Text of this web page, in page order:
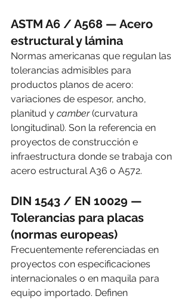
ASTM A6 / A568 — Acero
estructural y lámina
Normas americanas que regulan las
tolerancias admisibles para
productos planos de acero:
variaciones de espesor, ancho,
planitud y camber (curvatura
longitudinal). Son la referencia en
proyectos de construcción e
infraestructura donde se trabaja con
acero estructural A36 o A572.
DIN 1543 / EN 10029 —
Tolerancias para placas
(normas europeas)
Frecuentemente referenciadas en
proyectos con especificaciones
internacionales o en maquila para
equipo importado. Definen